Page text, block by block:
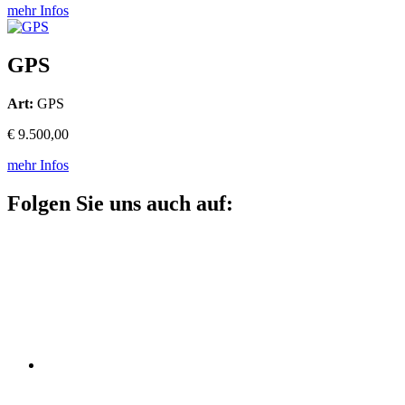
mehr Infos
GPS
Art: GPS
€ 9.500,00
mehr Infos
Folgen Sie uns auch auf: